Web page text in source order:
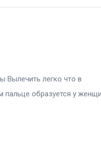
Вылечить легко что в
образуется у